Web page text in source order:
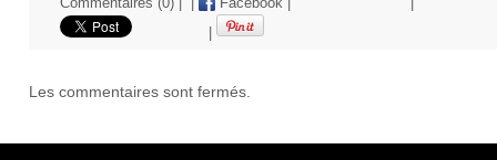
Commentaires (0)
Facebook
Les commentaires sont fermés.